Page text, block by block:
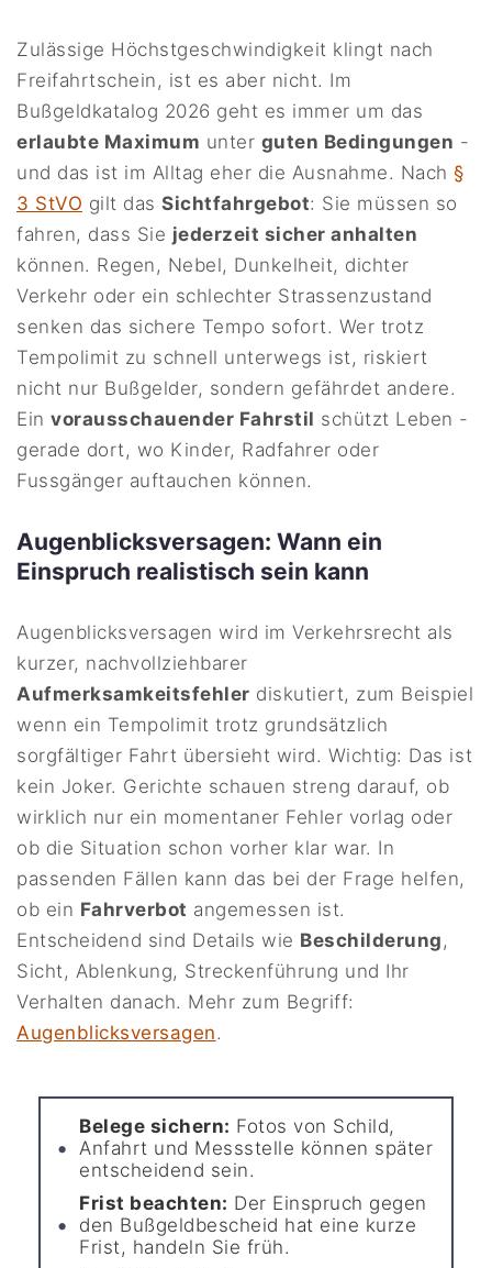
Zulässige Höchstgeschwindigkeit klingt nach
Freifahrtschein, ist es aber nicht. Im
Bußgeldkatalog 2026 geht es immer um das
erlaubte Maximum unter guten Bedingungen -
und das ist im Alltag eher die Ausnahme. Nach §
3 StVO gilt dasSichtfahrgebot: Sie müssen so
fahren, dass Sie jederzeit sicher anhalten
können. Regen, Nebel, Dunkelheit, dichter
Verkehr oder ein schlechter Strassenzustand
senken das sichere Tempo sofort. Wer trotz
Tempolimit zu schnell unterwegs ist, riskiert
nicht nur Bußgelder, sondern gefährdet andere.
Einvorausschauender Fahrstil schützt Leben -
gerade dort, wo Kinder, Radfahrer oder
Fussgänger auftauchen können.
Augenblicksversagen: Wann ein
Einspruch realistisch sein kann
Augenblicksversagen wird im Verkehrsrecht als
kurzer, nachvollziehbarer
Aufmerksamkeitsfehler diskutiert, zum Beispiel
wenn ein Tempolimit trotz grundsätzlich
sorgfältiger Fahrt übersieht wird. Wichtig: Das ist
kein Joker. Gerichte schauen streng darauf, ob
wirklich nur ein momentaner Fehler vorlag oder
ob die Situation schon vorher klar war. In
passenden Fällen kann das bei der Frage helfen,
ob ein Fahrverbot angemessen ist.
Entscheidend sind Details wie Beschilderung,
Sicht, Ablenkung, Streckenführung und Ihr
Verhalten danach. Mehr zum Begriff:
Augenblicksversagen.
Belege sichern: Fotos von Schild,
Anfahrt und Messstelle können später
entscheidend sein.
Frist beachten: Der Einspruch gegen
den Bußgeldbescheid hat eine kurze
Frist, handeln Sie früh.